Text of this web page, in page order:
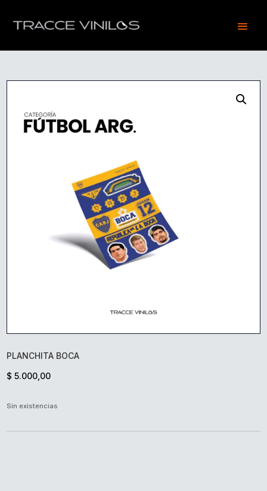
PLANCHITA BOCA
$ 5.000,00
Sin existencias